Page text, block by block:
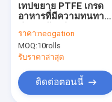
ติดต่อเรา
ข่าว
กรณี
เทปขยาย PTFE เกรด
อาหารที่มีความทนทาน
ความทนทานต่ออุณหภู
มิสูงสําหรับการปิด
อุตสาหกรรม
ราคา:neogation
MOQ:10rolls
รับราคาล่าสุด
ติดต่อตอนนี้